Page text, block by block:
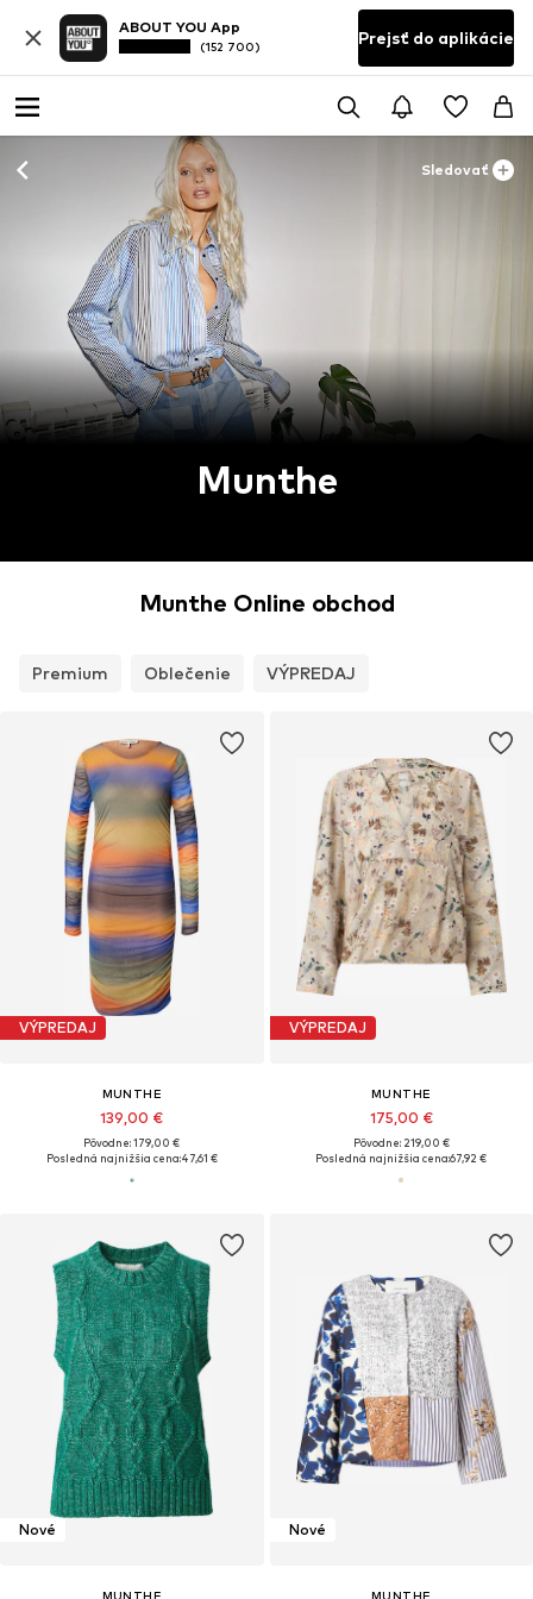
ABOUT YOU App
(152 700) Prejsť do aplikácie
Sledovať
Munthe
Munthe Online obchod
Premium Oblečenie VÝPREDAJ
VÝPREDAJ
MUNTHE
139,00 €
Pôvodne: 179,00 €
Posledná najnižšia cena:47,61 €
VÝPREDAJ
MUNTHE
175,00 €
Pôvodne: 219,00 €
Posledná najnižšia cena:67,92 €
Nové
MUNTHE
Nové
MUNTHE